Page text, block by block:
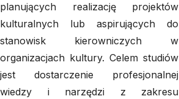
planujących realizację projektów
kulturalnych lub aspirujących do
stanowisk kierowniczych w
organizacjach kultury. Celem studiów
jest dostarczenie profesjonalnej
wiedzy i narzędzi z zakresu